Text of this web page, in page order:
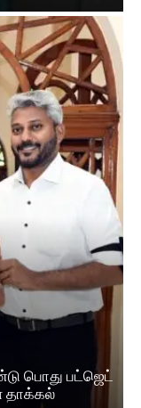
பொது பட்ஜெட்
தாக்​கல்